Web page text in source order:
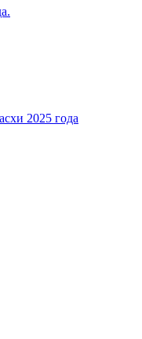
2025 года